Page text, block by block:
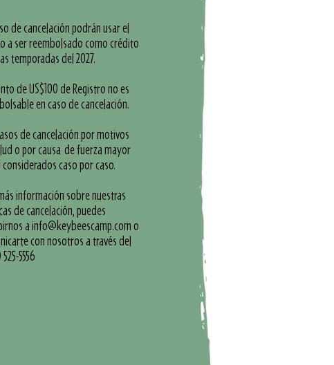
de cancelación podrán usar el
a ser reembolsado como crédito
temporadas del 2027.
de US$100 de Registro no es
en caso de cancelación.
de cancelación por motivos
o por causa de fuerza mayor
caso por caso.
información sobre nuestras
de cancelación, puedes
ainfo@keybeescamp.como
con nosotros a través del
5556